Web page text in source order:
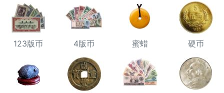
123版币 4版币 蜜蜡 硬币